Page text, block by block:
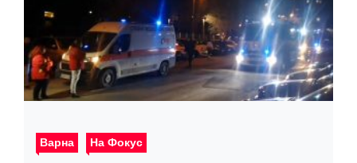
Варна На Фокус